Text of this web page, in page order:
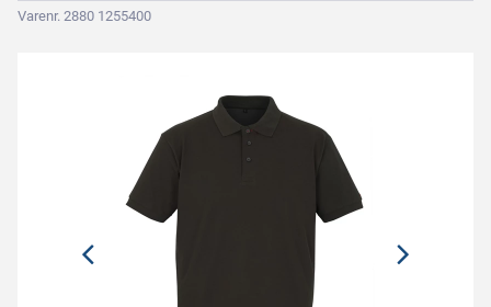
Varenr. 2880 1255400